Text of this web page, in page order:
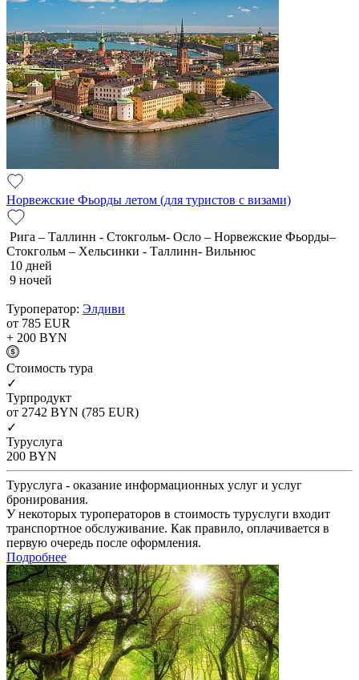
Норвежские Фьорды летом (для туристов с визами)
Рига – Таллинн - Стокгольм- Осло – Норвежские Фьорды–
Стокгольм – Хельсинки - Таллинн- Вильнюс
10 дней
9 ночей
Туроператор: Элдиви
от 785 EUR
+ 200 BYN
Cтоимость тура
✓
Турпродукт
от 2742 BYN (785 EUR)
✓
Туруслуга
200 BYN
Туруслуга - оказание информационных услуг и услуг
бронирования.
У некоторых туроператоров в стоимость туруслуги входит
транспортное обслуживание. Как правило, оплачивается в
первую очередь после оформления.
Подробнее